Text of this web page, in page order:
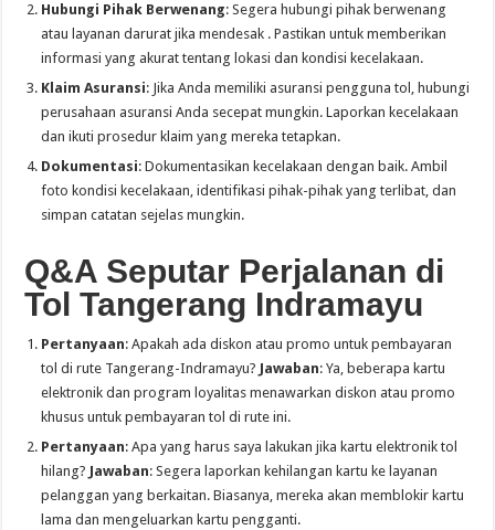
Hubungi Pihak Berwenang: Segera hubungi pihak berwenang
atau layanan darurat jika mendesak . Pastikan untuk memberikan
informasi yang akurat tentang lokasi dan kondisi kecelakaan.
Klaim Asuransi: Jika Anda memiliki asuransi pengguna tol, hubungi
perusahaan asuransi Anda secepat mungkin. Laporkan kecelakaan
dan ikuti prosedur klaim yang mereka tetapkan.
Dokumentasi: Dokumentasikan kecelakaan dengan baik. Ambil
foto kondisi kecelakaan, identifikasi pihak-pihak yang terlibat, dan
simpan catatan sejelas mungkin.
Q&A Seputar Perjalanan di
Tol Tangerang Indramayu
Pertanyaan: Apakah ada diskon atau promo untuk pembayaran
tol di rute Tangerang-Indramayu? Jawaban: Ya, beberapa kartu
elektronik dan program loyalitas menawarkan diskon atau promo
khusus untuk pembayaran tol di rute ini.
Pertanyaan: Apa yang harus saya lakukan jika kartu elektronik tol
hilang? Jawaban: Segera laporkan kehilangan kartu ke layanan
pelanggan yang berkaitan. Biasanya, mereka akan memblokir kartu
lama dan mengeluarkan kartu pengganti.